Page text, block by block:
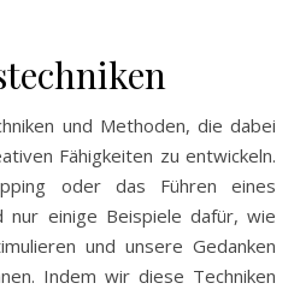
und Methoden, die dabei
Fähigkeiten zu entwickeln.
oder das Führen eines
nur einige Beispiele dafür, wie
und unsere Gedanken
Indem wir diese Techniken